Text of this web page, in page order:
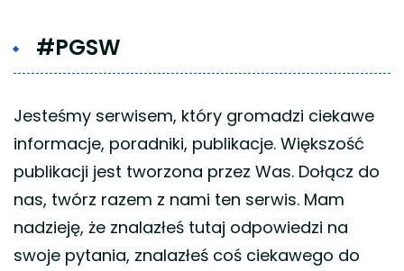
#PGSW
Jesteśmy serwisem, który gromadzi ciekawe
informacje, poradniki, publikacje. Większość
publikacji jest tworzona przez Was. Dołącz do
nas, twórz razem z nami ten serwis. Mam
nadzieję, że znalazłeś tutaj odpowiedzi na
swoje pytania, znalazłeś coś ciekawego do